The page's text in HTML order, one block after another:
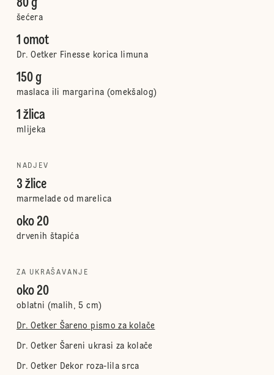
80 g
šećera
1 omot
Dr. Oetker Finesse korica limuna
150 g
maslaca ili margarina (omekšalog)
1 žlica
mlijeka
NADJEV
3 žlice
marmelade od marelica
oko 20
drvenih štapića
ZA UKRAŠAVANJE
oko 20
oblatni (malih, 5 cm)
Dr. Oetker Šareno pismo za kolače
Dr. Oetker Šareni ukrasi za kolače
Dr. Oetker Dekor roza-lila srca